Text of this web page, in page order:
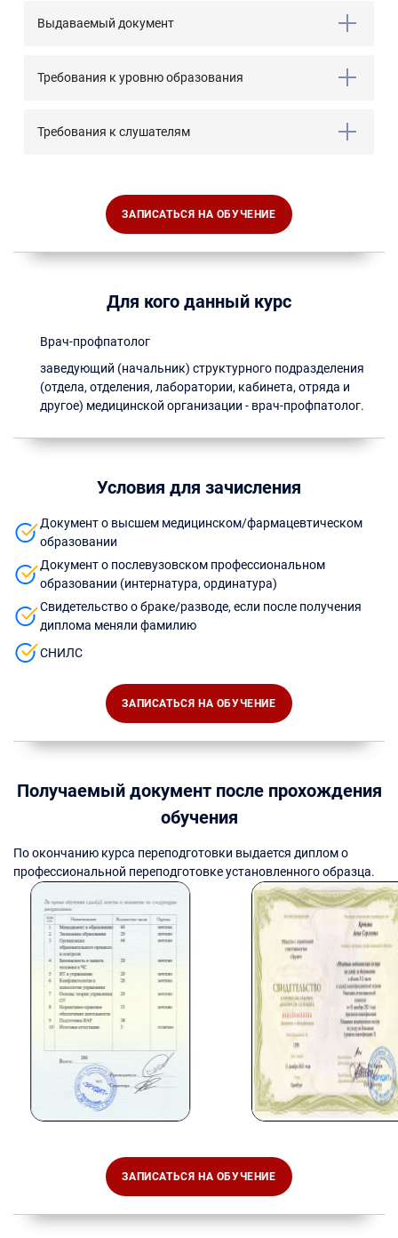
Выдаваемый документ
Требования к уровню образования
Требования к слушателям
ЗАПИСАТЬСЯ НА ОБУЧЕНИЕ
Для кого данный курс
Врач-профпатолог
заведующий (начальник) структурного подразделения
(отдела, отделения, лаборатории, кабинета, отряда и
другое) медицинской организации - врач-профпатолог.
Условия для зачисления
Документ о высшем медицинском/фармацевтическом
образовании
Документ о послевузовском профессиональном
образовании (интернатура, ординатура)
Свидетельство о браке/разводе, если после получения
диплома меняли фамилию
СНИЛС
ЗАПИСАТЬСЯ НА ОБУЧЕНИЕ
Получаемый документ после прохождения
обучения
По окончанию курса переподготовки выдается диплом о
профессиональной переподготовке установленного образца.
ЗАПИСАТЬСЯ НА ОБУЧЕНИЕ